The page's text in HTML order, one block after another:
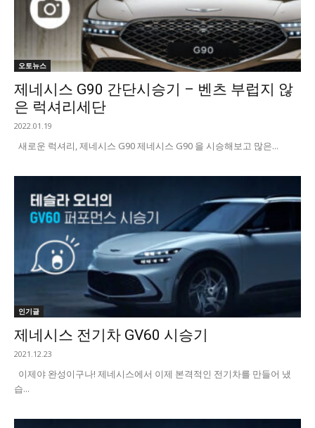
오토뉴스
제네시스 G90 간단시승기 – 벤츠 부럽지 않
은 럭셔리세단
2022.01.19
새로운 럭셔리, 제네시스 G90 제네시스 G90 을 시승해보고 많은...
인기글
제네시스 전기차 GV60 시승기
2021.12.23
이제야 완성이구나! 제네시스에서 이제 본격적인 전기차를 만들어 냈
습...